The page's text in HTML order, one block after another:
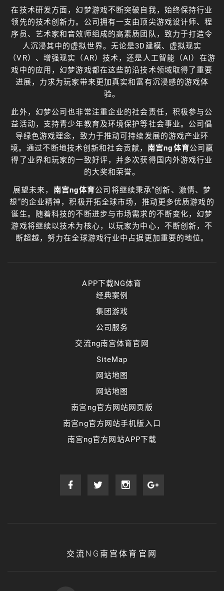
在技术研发方面，幻梦游戏不断突破自我，始终保持行业
领先的技术创新力。公司拥有一支由顶尖游戏设计师、程
序员、艺术家和音效师组成的高素质团队，致力于打造令
人沉浸其中的虚拟世界。无论是3D建模、虚拟现实
（VR）、增强现实（AR）技术，还是人工智能（AI）在游
戏中的应用，幻梦游戏都在这些前沿技术领域取得了重要
进展，力求为玩家带来更加真实和富有沉浸感的游戏体
验。
此外，幻梦公司也非常注重企业的社会责任，积极参与公
益活动，支持青少年教育及环境保护等社会事业。公司倡
导绿色游戏理念，致力于推动可持续发展的游戏产业环
境。通过不断地技术创新和社会贡献， 南宫ng体育公司赢
得了业界和玩家的一致好评，并多次获得国内外游戏行业
的大奖和荣誉。
展望未来， 南宫ng体育公司将继续秉承“创新、激情、梦
想”的企业精神，积极开拓全球市场，推动更多优质游戏的
诞生。随着科技的不断进步与市场需求的不断变化，幻梦
游戏将继续以技术为核心，以玩家为中心，不断创新，不
断超越，努力在全球游戏行业中占据更加重要的地位。
APP下载NG体育
经典案例
集团游戏
公司服务
交流ng南宫体育官网
SiteMap
网站地图
网站地图
南宫ng官方网站网页版
南宫ng官方网站手机版入口
南宫ng官方网站APP下载
交流NG南宫体育官网